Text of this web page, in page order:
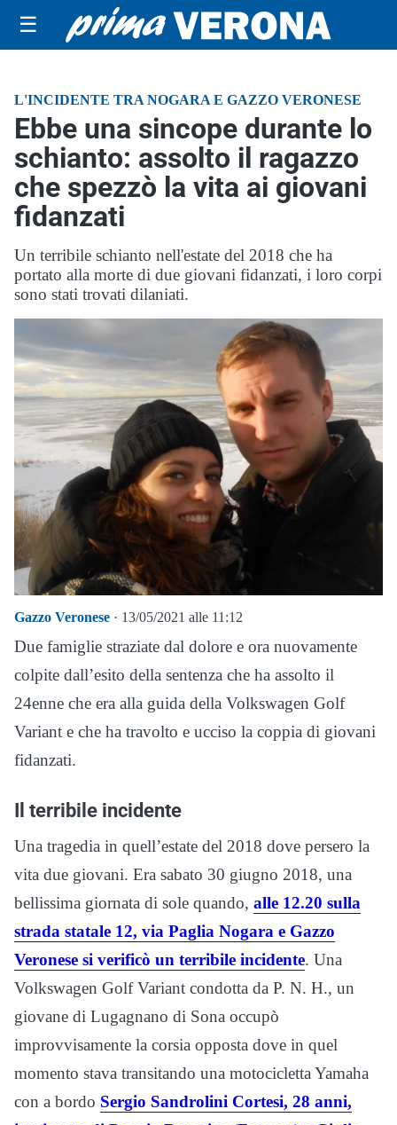
☰
L'INCIDENTE TRA NOGARA E GAZZO VERONESE
Ebbe una sincope durante lo
schianto: assolto il ragazzo
che spezzò la vita ai giovani
fidanzati
Un terribile schianto nell'estate del 2018 che ha
portato alla morte di due giovani fidanzati, i loro corpi
sono stati trovati dilaniati.
Gazzo Veronese · 13/05/2021 alle 11:12
Due famiglie straziate dal dolore e ora nuovamente
colpite dall’esito della sentenza che ha assolto il
24enne che era alla guida della Volkswagen Golf
Variant e che ha travolto e ucciso la coppia di giovani
fidanzati.
Il terribile incidente
Una tragedia in quell’estate del 2018 dove persero la
vita due giovani. Era sabato 30 giugno 2018, una
bellissima giornata di sole quando, alle 12.20 sulla
strada statale 12, via Paglia Nogara e Gazzo
Veronese si verificò un terribile incidente. Una
Volkswagen Golf Variant condotta da P. N. H., un
giovane di Lugagnano di Sona occupò
improvvisamente la corsia opposta dove in quel
momento stava transitando una motocicletta Yamaha
con a bordo Sergio Sandrolini Cortesi, 28 anni,